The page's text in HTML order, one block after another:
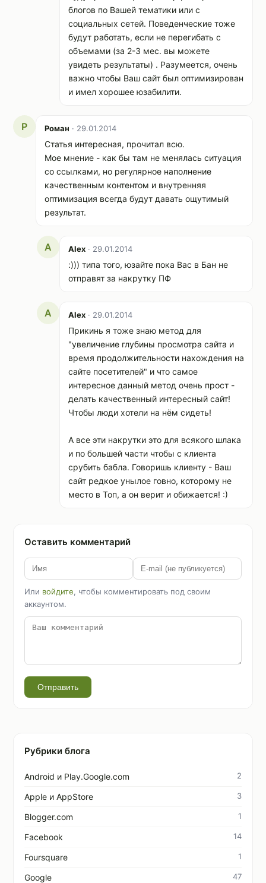
блогов по Вашей тематики или с
социальных сетей. Поведенческие тоже
будут работать, если не перегибать с
объемами (за 2-3 мес. вы можете
увидеть результаты) . Разумеется, очень
важно чтобы Ваш сайт был оптимизирован
и имел хорошее юзабилити.
Р Роман · 29.01.2014
Статья интересная, прочитал всю.
Мое мнение - как бы там не менялась ситуация
со ссылками, но регулярное наполнение
качественным контентом и внутренняя
оптимизация всегда будут давать ощутимый
результат.
A Alex · 29.01.2014
:))) типа того, юзайте пока Вас в Бан не
отправят за накрутку ПФ
A Alex · 29.01.2014
Прикинь я тоже знаю метод для
"увеличение глубины просмотра сайта и
время продолжительности нахождения на
сайте посетителей" и что самое
интересное данный метод очень прост -
делать качественный интересный сайт!
Чтобы люди хотели на нём сидеть!
А все эти накрутки это для всякого шлака
и по большей части чтобы с клиента
срубить бабла. Говоришь клиенту - Ваш
сайт редкое унылое говно, которому не
место в Топ, а он верит и обижается! :)
Оставить комментарий
Или войдите, чтобы комментировать под своим
аккаунтом.
Отправить
Рубрики блога
Android и Play.Google.com 2
Apple и AppStore 3
Blogger.com 1
Facebook 14
Foursquare 1
Google 47